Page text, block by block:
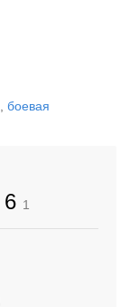
боевая
6 1